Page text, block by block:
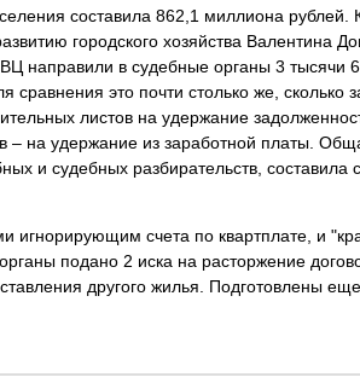
составила 862,1 миллиона рублей.
городского хозяйства Валентина
направили в судебные органы 3 тысячи
сравнения это почти столько же, сколько
листов на удержание
– на удержание из заработной платы.
и судебных разбирательств,
игнорирующим счета по квартплате, и
подано 2 иска на расторжение
другого жилья. Подготовлены